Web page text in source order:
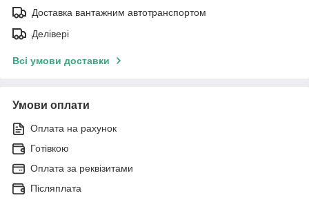
Доставка вантажним автотранспортом
Делівері
Всі умови доставки
Умови оплати
Оплата на рахунок
Готівкою
Оплата за реквізитами
Післяплата